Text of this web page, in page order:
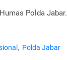
Polda Jabar.
Polda Jabar